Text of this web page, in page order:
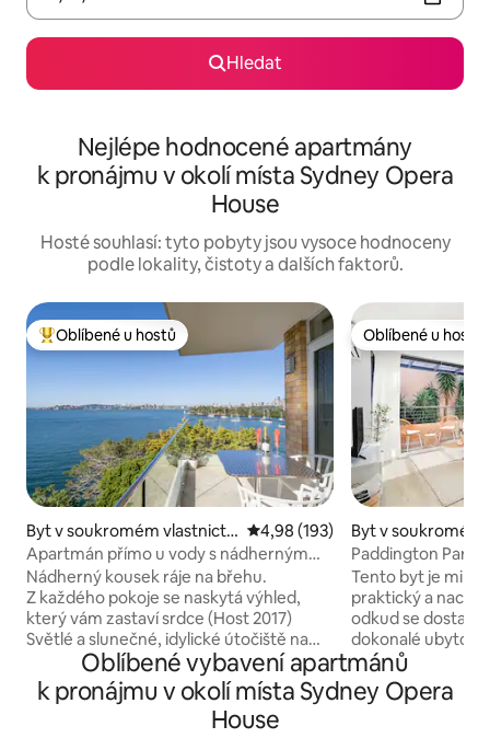
Hledat
Nejlépe hodnocené apartmány
k pronájmu v okolí místa Sydney Opera
House
Hosté souhlasí: tyto pobyty jsou vysoce hodnoceny
podle lokality, čistoty a dalších faktorů.
Nejlepší v kategorii Oblíbené u hostů
Oblíbené u hostů
Byt v soukromém vlastnictví
ve městě Mosman
Průměrné hodnocení 4,98 z 5,
4,98 (193)
Apartmán přímo u vody s nádherným
panoramatickým výhledem
Nádherný kousek ráje na břehu.
Z každého pokoje se naskytá výhled,
který vám zastaví srdce (Host 2017)
Světlé a slunečné, idylické útočiště na
nábřeží Samostatná domácí kancelář
Veškeré ložní prádlo a jednotka
profesionálně vyčištěny Balkon pod
širým nebem ideální pro pití/jídlo
Oblíbené u hostů
Oblíbené u hostů
Byt v soukromém
ve městě
Paddington
Tento byt je
praktický a
odkud se
dokonalé
odkud se snadno
a restaurací na
Centennial
Oblíbené vybavení apartmánů
k pronájmu v okolí místa Sydney Opera
House